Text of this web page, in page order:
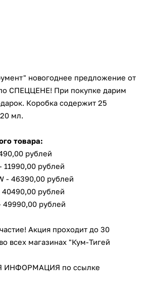
новогоднее предложение от
СПЕЦЦЕНЕ! При покупке дарим
Коробка содержит 25
мл.
товара:
рублей
11990,00 рублей
- 46390,00 рублей
40490,00 рублей
49990,00 рублей
Акция проходит до 30
всех магазинах "Кум-Тигей
по ссылке
75% будут
с вашей карты
25
раз в 2
Остались вопросы?
plait.ru